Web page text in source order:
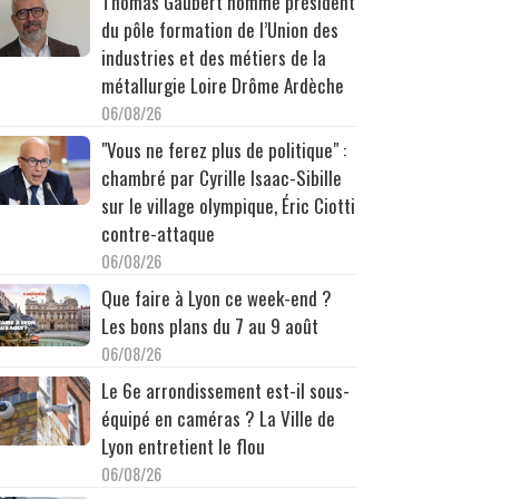
du pôle formation de l’Union des
industries et des métiers de la
métallurgie Loire Drôme Ardèche
06/08/26
"Vous ne ferez plus de politique" :
chambré par Cyrille Isaac-Sibille
sur le village olympique, Éric Ciotti
contre-attaque
06/08/26
Que faire à Lyon ce week-end ?
Les bons plans du 7 au 9 août
06/08/26
Le 6e arrondissement est-il sous-
équipé en caméras ? La Ville de
Lyon entretient le flou
06/08/26